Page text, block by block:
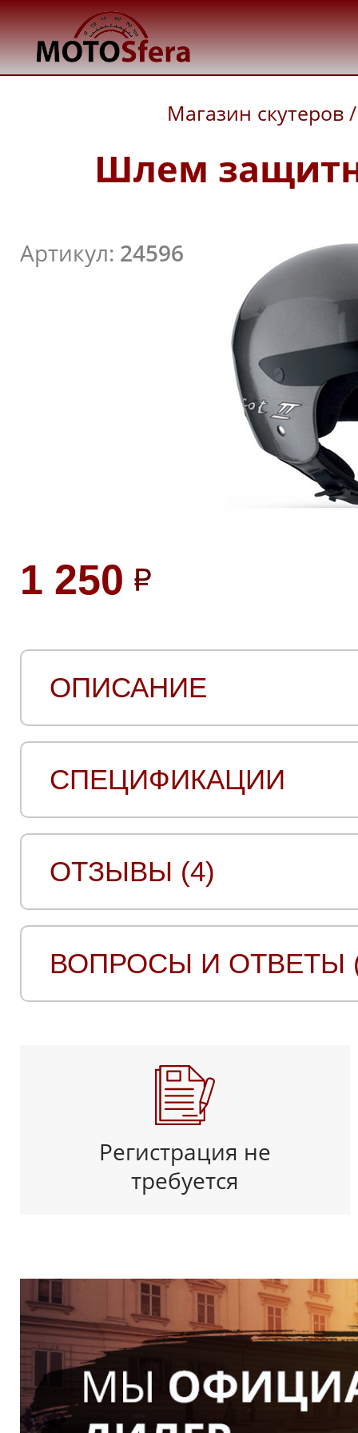
Магазин скутеров /
Шлем
Артикул: 24596
1 250
ОПИСАНИЕ
СПЕЦИФИКАЦИИ
ОТЗЫВЫ (4)
ВОПРОСЫ И ОТВЕТЫ
Регистрация не
требуется